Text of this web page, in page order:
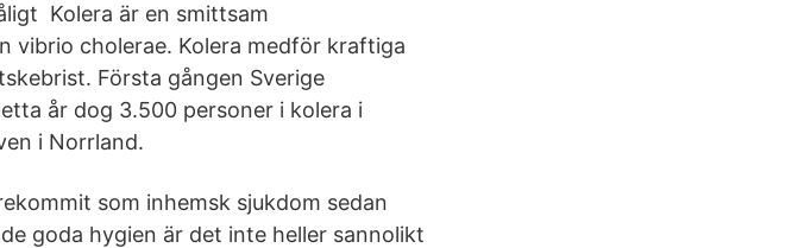
Kolera är en smittsam
vibrio cholerae. Kolera medför kraftiga
Första gången Sverige
år dog 3.500 personer i kolera i
i Norrland.
som inhemsk sjukdom sedan
goda hygien är det inte heller sannolikt